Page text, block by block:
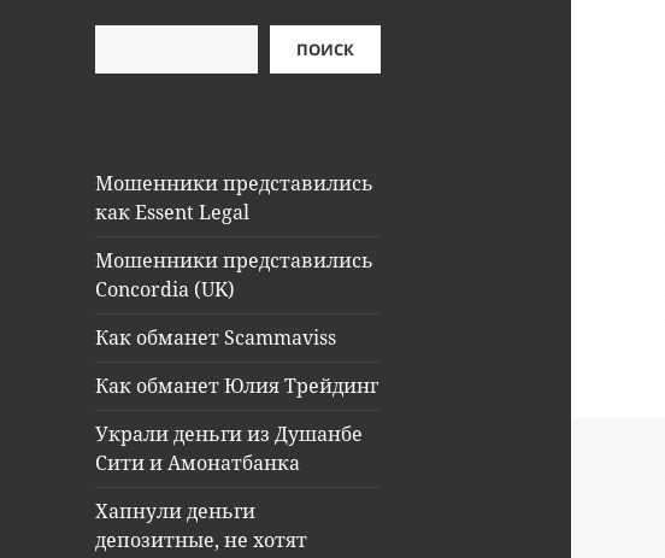
ПОИСК
Мошенники представились
как Essent Legal
Мошенники представились
Concordia (UK)
Как обманет Scammaviss
Как обманет Юлия Трейдинг
Украли деньги из Душанбе
Сити и Амонатбанка
Хапнули деньги
депозитные, не хотят